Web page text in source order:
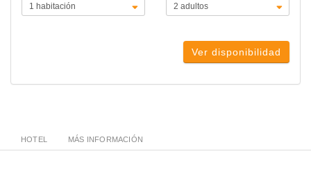
Ver disponibilidad
HOTEL MÁS INFORMACIÓN